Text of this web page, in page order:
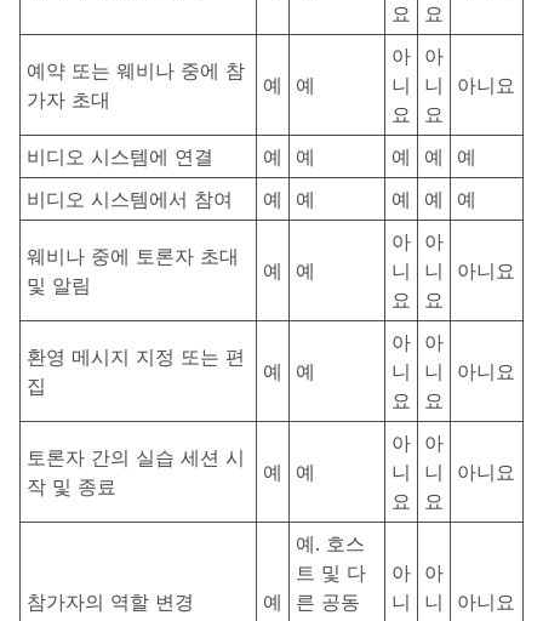
요
요
예약 또는 웨비나 중에 참
가자 초대
예 예
아
니
요
아
니
요
아니요
비디오 시스템에 연결 예 예 예 예
예
비디오 시스템에서 참여
예 예 예 예 예
웨비나 중에 토론자 초대
및 알림
예 예
아
니
요
아
니
요
아니요
환영 메시지 지정 또는 편
집
예 예
아
니
요
아
니
요
아니요
토론자 간의 실습 세션 시
작 및 종료
예 예
아
니
요
아
니
요
아니요
참가자의 역할 변경 예
예. 호스
트 및 다
른 공동
아
니
아
니
아니요